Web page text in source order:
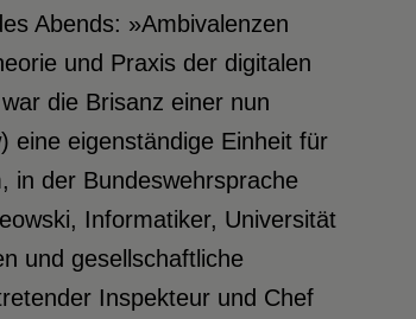
Abends: »Ambivalenzen
und Praxis der digitalen
die Brisanz einer nun
eine eigenständige Einheit für
in der Bundeswehrsprache
Informatiker, Universität
und gesellschaftliche
Inspekteur und Chef